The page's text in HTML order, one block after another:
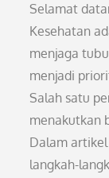
Selamat
Kesehatan
menjaga
menjadi
Salah satu
menakutkan
Dalam
langkah-